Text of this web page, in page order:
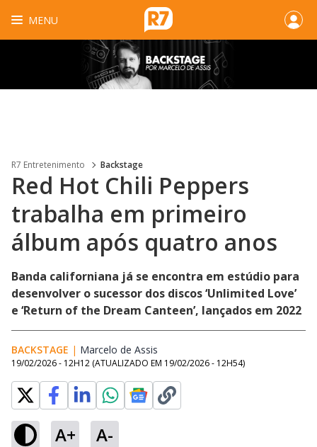
MENU
R7 Entretenimento Backstage
Red Hot Chili Peppers
trabalha em primeiro
álbum após quatro anos
Banda californiana já se encontra em estúdio para
desenvolver o sucessor dos discos ‘Unlimited Love’
e ‘Return of the Dream Canteen’, lançados em 2022
BACKSTAGE | Marcelo de Assis
19/02/2026 - 12H12 (ATUALIZADO EM 19/02/2026 - 12H54)
A+ A-